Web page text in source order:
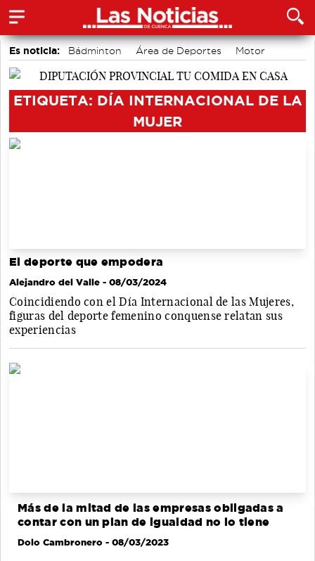
Es noticia: Bádminton Área de Deportes
Motor
accidentes laborales
ETIQUETA: DÍA INTERNACIONAL DE LA
MUJER
El deporte que empodera
Alejandro del Valle - 08/03/2024
Coincidiendo con el Día Internacional de las Mujeres,
figuras del deporte femenino conquense relatan sus
experiencias
Más de la mitad de las empresas obligadas a
contar con un plan de igualdad no lo tiene
Dolo Cambronero - 08/03/2023